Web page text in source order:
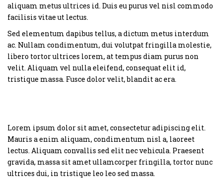
aliquam metus ultrices id. Duis eu purus vel nisl commodo
facilisis vitae ut lectus.
Sed elementum dapibus tellus, a dictum metus interdum
ac. Nullam condimentum, dui volutpat fringilla molestie,
libero tortor ultrices lorem, at tempus diam purus non
velit. Aliquam vel nulla eleifend, consequat elit id,
tristique massa. Fusce dolor velit, blandit ac era.
Lorem ipsum dolor sit amet, consectetur adipiscing elit.
Mauris a enim aliquam, condimentum nisl a, laoreet
lectus. Aliquam convallis sed elit nec vehicula. Praesent
gravida, massa sit amet ullamcorper fringilla, tortor nunc
ultrices dui, in tristique leo leo sed massa.